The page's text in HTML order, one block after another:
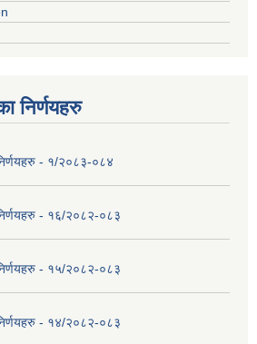
निर्णयहरु
- १/२०८३-०८४
- १६/२०८२-०८३
- १५/२०८२-०८३
- १४/२०८२-०८३